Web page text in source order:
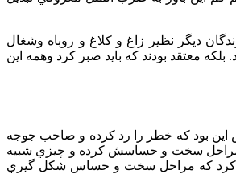
ديگر نظير زاغ و كلاغ و روباه وشغال
معتقد بودند كه بايد صبر كرد وهمه اين
اين بود كه خطر را رد كرده و صاحب جوجه
از مراحل سخت و حساسش كرده و چيزي شبيه
باز كرد كه مراحل سخت و حساس شكل گيري